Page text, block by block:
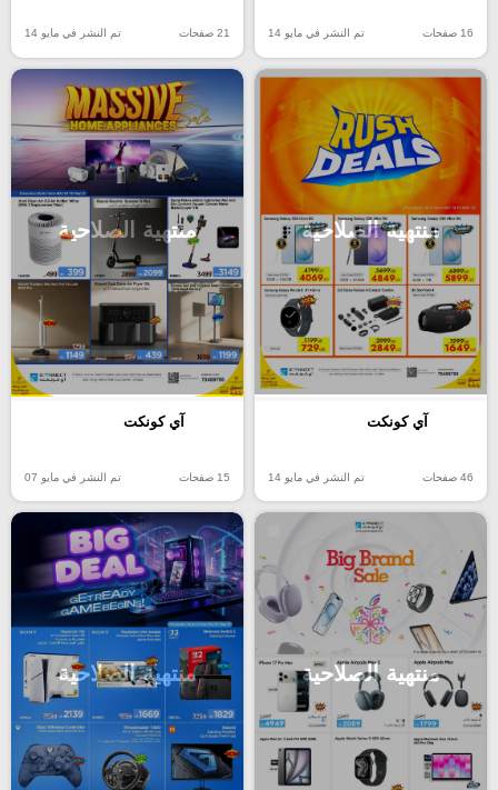
16 صفحات تم النشر في مايو 14 21 صفحات تم النشر في مايو 14
منتهية الصلاحية
آي كونكت
46 صفحات تم النشر في مايو 14
منتهية الصلاحية
آي كونكت
15 صفحات تم النشر في مايو 07
منتهية الصلاحية منتهية الصلاحية